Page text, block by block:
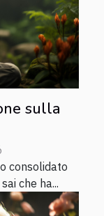
sulla
consolidato
che ha...